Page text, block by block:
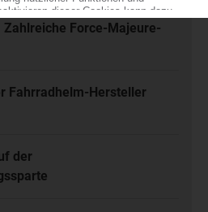
Zahlreiche Force-Majeure-
Fahrradhelm-Hersteller
der